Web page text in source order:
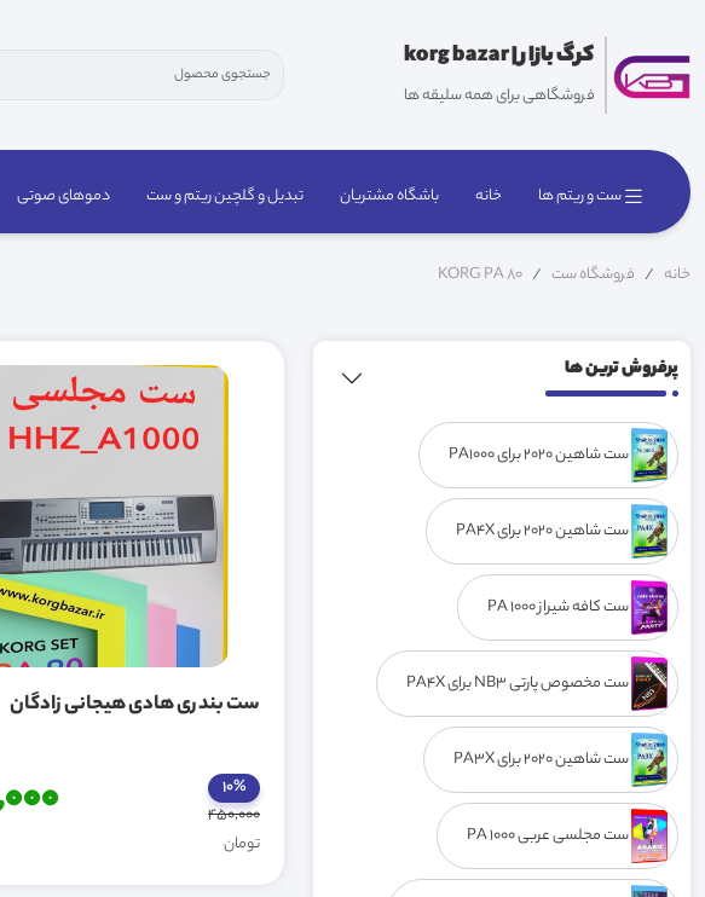
کرگ بازار | korg bazar
فروشگاهی برای همه سلیقه ها
ست و ریتم ها خانه باشگاه مشتریان تبدیل و گلچین ریتم و ست دموهای صوتی
خانه فروشگاه ست KORG PA 80
پرفروش ترین ها
ست شاهین 2020 برای PA1000
ست شاهین 2020 برای PA4X
ست کافه شیراز PA 1000
ست مخصوص پارتی NB3 برای PA4X
ست شاهین 2020 برای PA3X
ست مجلسی عربی PA 1000
ست بندری هادی هیجانی زادگان
10%
450,000
تومان